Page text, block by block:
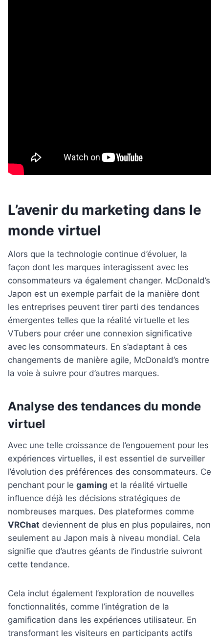
L’avenir du marketing dans le
monde virtuel
Alors que la technologie continue d’évoluer, la
façon dont les marques interagissent avec les
consommateurs va également changer. McDonald’s
Japon est un exemple parfait de la manière dont
les entreprises peuvent tirer parti des tendances
émergentes telles que la réalité virtuelle et les
VTubers pour créer une connexion significative
avec les consommateurs. En s’adaptant à ces
changements de manière agile, McDonald’s montre
la voie à suivre pour d’autres marques.
Analyse des tendances du monde
virtuel
Avec une telle croissance de l’engouement pour les
expériences virtuelles, il est essentiel de surveiller
l’évolution des préférences des consommateurs. Ce
penchant pour le gaming et la réalité virtuelle
influence déjà les décisions stratégiques de
nombreuses marques. Des plateformes comme
VRChat deviennent de plus en plus populaires, non
seulement au Japon mais à niveau mondial. Cela
signifie que d’autres géants de l’industrie suivront
cette tendance.
Cela inclut également l’exploration de nouvelles
fonctionnalités, comme l’intégration de la
gamification dans les expériences utilisateur. En
transformant les visiteurs en participants actifs